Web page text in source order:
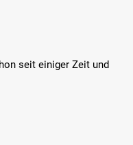
seit einiger Zeit und